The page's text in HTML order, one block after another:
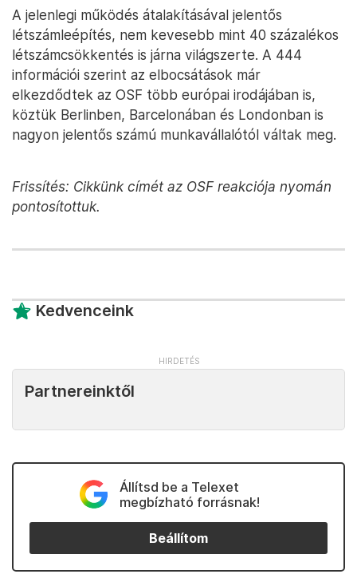
A jelenlegi működés átalakításával jelentős
létszámleépítés, nem kevesebb mint 40 százalékos
létszámcsökkentés is járna világszerte. A 444
információi szerint az elbocsátások már
elkezdődtek az OSF több európai irodájában is,
köztük Berlinben, Barcelonában és Londonban is
nagyon jelentős számú munkavállalótól váltak meg.
Frissítés: Cikkünk címét az OSF reakciója nyomán
pontosítottuk.
Kedvenceink
Partnereinktől
Állítsd be a Telexet
megbízható forrásnak!
Beállítom